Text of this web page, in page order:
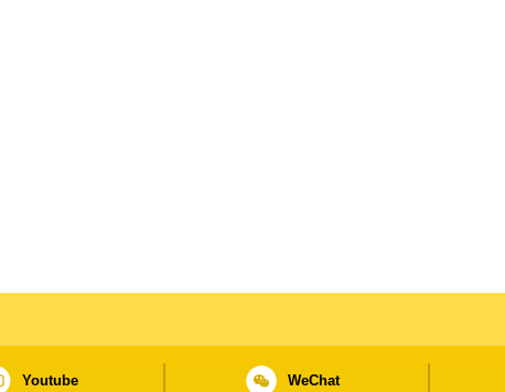
Youtube WeChat